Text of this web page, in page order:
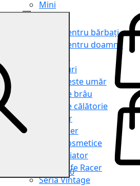
Mini
Genți pentru bărbați
Genți pentru doamne
Serviete
Rucsacuri
Genți peste umăr
Genți de brâu
Genți de călătorie
Shopper
Organiser
Truse cosmetice
Seria Aviator
Seria Cafe Racer
Seria Vintage
0